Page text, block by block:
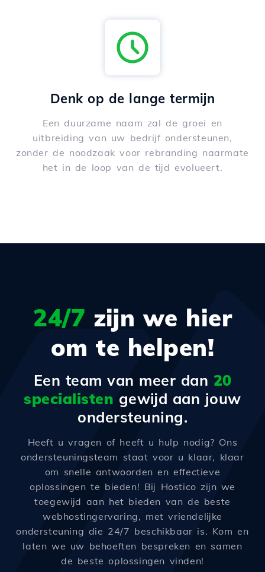
Denk op de lange termijn
Een duurzame naam zal de groei en
uitbreiding van uw bedrijf ondersteunen,
zonder de noodzaak voor rebranding naarmate
het in de loop van de tijd evolueert.
24/7 zijn we hier
om te helpen!
Een team van meer dan 20
specialisten gewijd aan jouw
ondersteuning.
Heeft u vragen of heeft u hulp nodig? Ons
ondersteuningsteam staat voor u klaar, klaar
om snelle antwoorden en effectieve
oplossingen te bieden! Bij Hostico zijn we
toegewijd aan het bieden van de beste
webhostingervaring, met vriendelijke
ondersteuning die 24/7 beschikbaar is. Kom en
laten we uw behoeften bespreken en samen
de beste oplossingen vinden!